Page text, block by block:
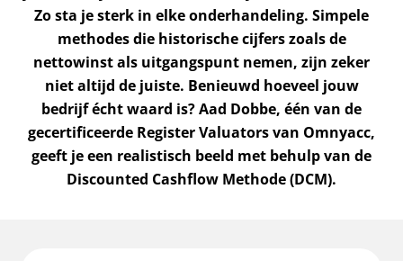
Zo sta je sterk in elke onderhandeling. Simpele
methodes die historische cijfers zoals de
nettowinst als uitgangspunt nemen, zijn zeker
niet altijd de juiste. Benieuwd hoeveel jouw
bedrijf écht waard is? Aad Dobbe, één van de
gecertificeerde Register Valuators van Omnyacc,
geeft je een realistisch beeld met behulp van de
Discounted Cashflow Methode (DCM).